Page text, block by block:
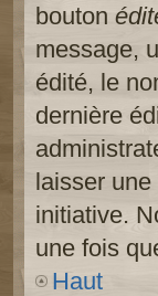
bouton
message,
édité, le
dernière
laisser
initiative.
une fois
Haut